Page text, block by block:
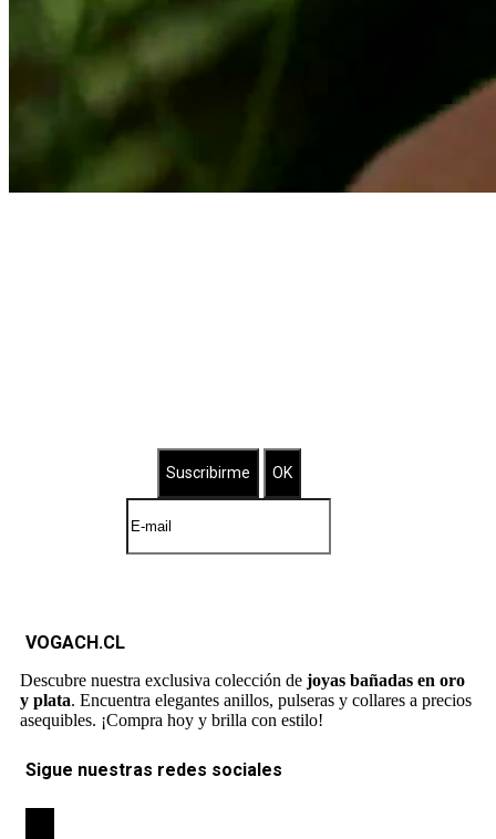
VOGACH.CL
Descubre nuestra exclusiva colección de joyas bañadas en oro
y plata. Encuentra elegantes anillos, pulseras y collares a precios
asequibles. ¡Compra hoy y brilla con estilo!
Sigue nuestras redes sociales